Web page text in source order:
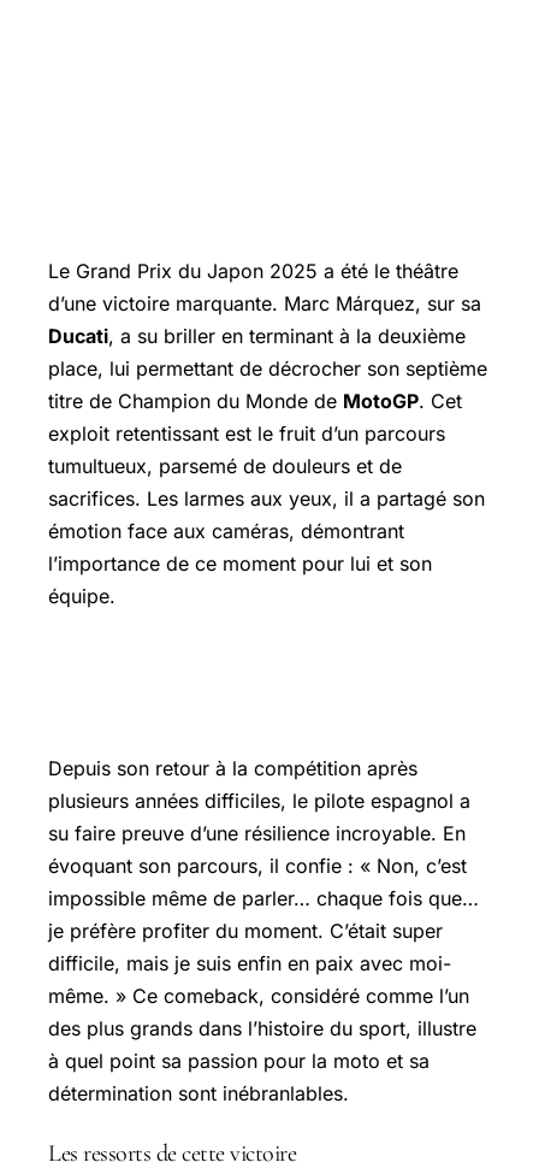
Le Grand Prix du Japon 2025 a été le théâtre
d’une victoire marquante. Marc Márquez, sur sa
Ducati, a su briller en terminant à la deuxième
place, lui permettant de décrocher son septième
titre de Champion du Monde de MotoGP. Cet
exploit retentissant est le fruit d’un parcours
tumultueux, parsemé de douleurs et de
sacrifices. Les larmes aux yeux, il a partagé son
émotion face aux caméras, démontrant
l’importance de ce moment pour lui et son
équipe.
Depuis son retour à la compétition après
plusieurs années difficiles, le pilote espagnol a
su faire preuve d’une résilience incroyable. En
évoquant son parcours, il confie : « Non, c’est
impossible même de parler… chaque fois que…
je préfère profiter du moment. C’était super
difficile, mais je suis enfin en paix avec moi-
même. » Ce comeback, considéré comme l’un
des plus grands dans l’histoire du sport, illustre
à quel point sa passion pour la moto et sa
détermination sont inébranlables.
Les ressorts de cette victoire